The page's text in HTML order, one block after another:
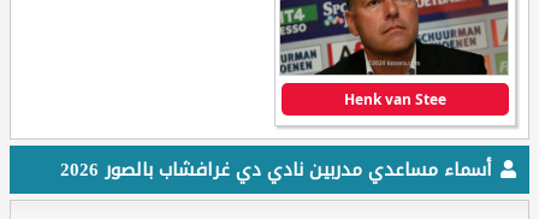
Henk van Stee
أسماء مساعدي مدربين نادي دي غرافشاب بالصور 2026